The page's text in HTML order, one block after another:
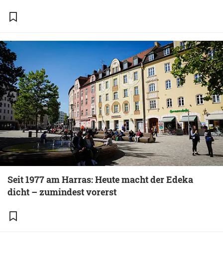
Seit 1977 am Harras: Heute macht der Edeka
dicht – zumindest vorerst